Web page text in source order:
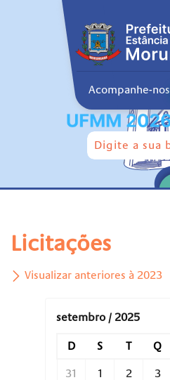
Acompanhe-nos
Licitações
Visualizar anteriores à 2023
setembro / 2025
D S T Q
31 1 2 3